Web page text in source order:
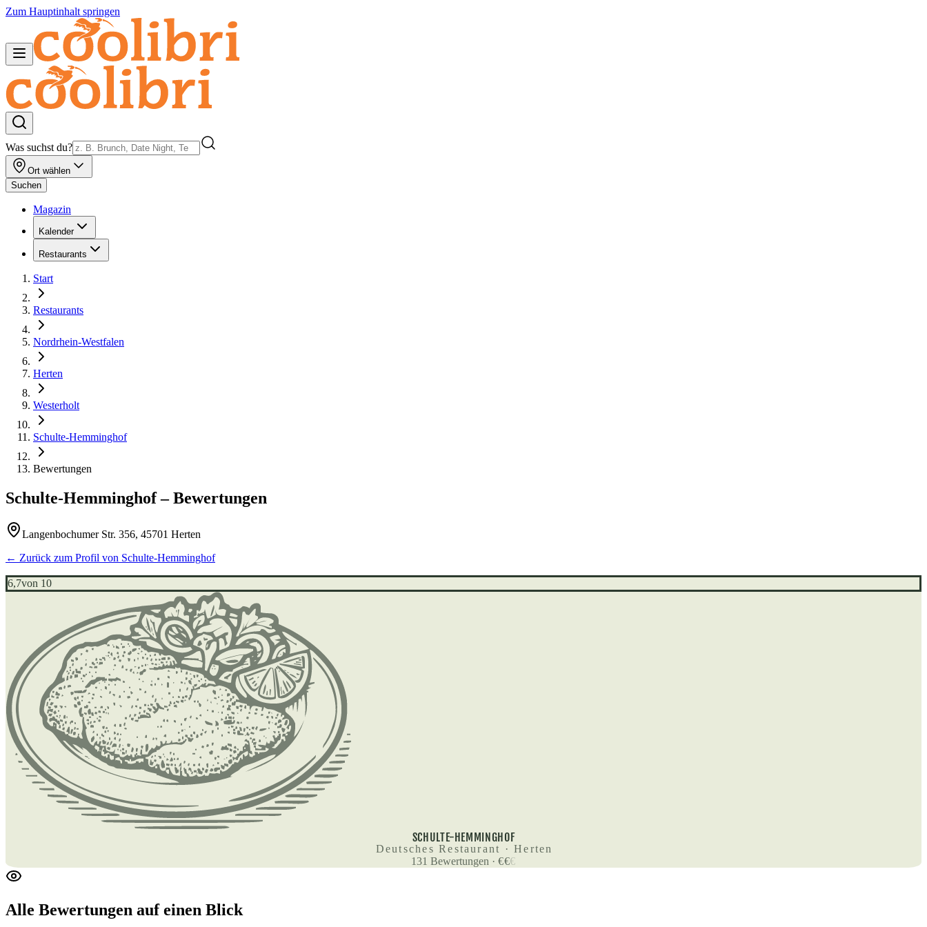
Zum Hauptinhalt springen
Was suchst du?
Ort wählen
Suchen
Magazin
Kalender
Restaurants
Start
Restaurants
Nordrhein-Westfalen
Herten
Westerholt
Schulte-Hemminghof
Bewertungen
Schulte-Hemminghof – Bewertungen
Langenbochumer Str. 356, 45701 Herten
← Zurück zum Profil von Schulte-Hemminghof
6,7von 10
SCHULTE-HEMMINGHOF
Deutsches Restaurant · Herten
131 Bewertungen ·€€€
Alle Bewertungen auf einen Blick